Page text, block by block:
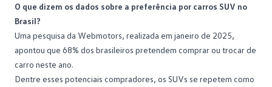
O que dizem os dados sobre a preferência por carros SUV no
Brasil?
Uma pesquisa da Webmotors, realizada em janeiro de 2025,
apontou que 68% dos brasileiros pretendem comprar ou trocar de
carro neste ano.
Dentre esses potenciais compradores, os SUVs se repetem como